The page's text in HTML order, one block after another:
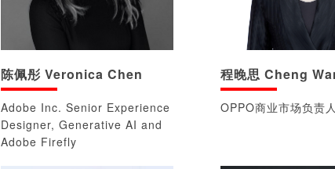
陈佩彤 Veronica Chen
Adobe Inc. Senior Experience
Designer, Generative AI and
Adobe Firefly
程晚思 Cheng
OPPO商业市场负责人